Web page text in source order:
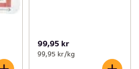
99,95 kr
99,95 kr /kg